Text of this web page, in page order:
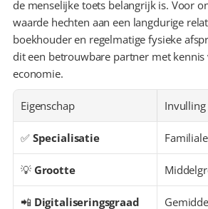
de menselijke toets belangrijk is. Voor
waarde hechten aan een langdurige
boekhouder en regelmatige fysieke
dit een betrouwbare partner met kennis
economie.
Eigenschap Invulling
✅ Specialisatie
💡 Grootte
📲 Digitaliseringsgraad